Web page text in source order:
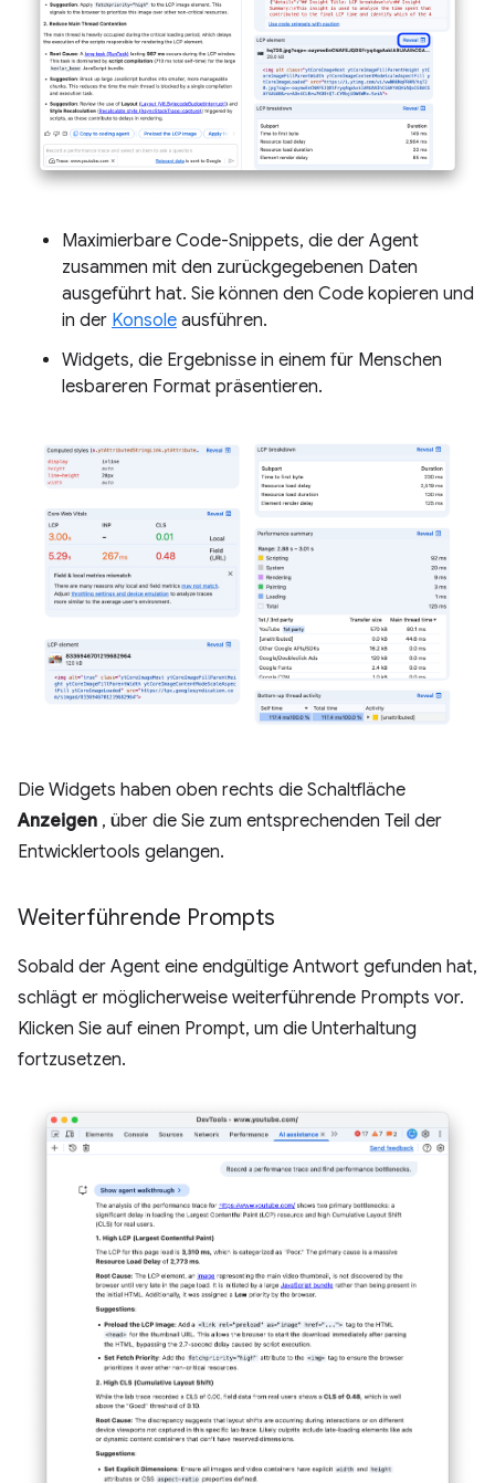
Maximierbare Code-Snippets, die der Agent
zusammen mit den zurückgegebenen Daten
ausgeführt hat. Sie können den Code kopieren und
in der Konsole ausführen.
Widgets, die Ergebnisse in einem für Menschen
lesbareren Format präsentieren.
Die Widgets haben oben rechts die Schaltfläche
Anzeigen , über die Sie zum entsprechenden Teil der
Entwicklertools gelangen.
Weiterführende Prompts
Sobald der Agent eine endgültige Antwort gefunden hat,
schlägt er möglicherweise weiterführende Prompts vor.
Klicken Sie auf einen Prompt, um die Unterhaltung
fortzusetzen.